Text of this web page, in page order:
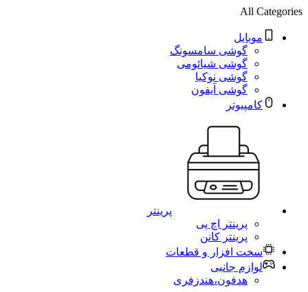
All Categories
موبایل
گوشی سامسونگ
گوشی شیائومی
گوشی نوکیا
گوشی آیفون
کامپیوتر
پرینتر
پرینتر اچ پی
پرینتر کانن
سخت افزار و قطعات
لوازم جانبی
هدفون،هندزفری